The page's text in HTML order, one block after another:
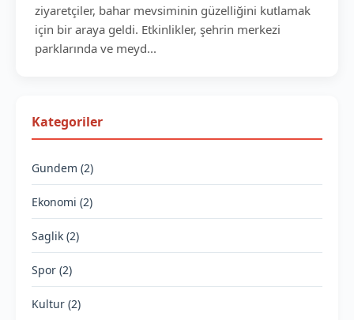
ziyaretçiler, bahar mevsiminin güzelliğini kutlamak
için bir araya geldi. Etkinlikler, şehrin merkezi
parklarında ve meyd...
Kategoriler
Gundem (2)
Ekonomi (2)
Saglik (2)
Spor (2)
Kultur (2)